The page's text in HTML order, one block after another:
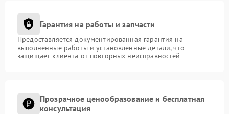
Гарантия на работы и запчасти
Предоставляется документированная гарантия на
выполненные работы и установленные детали, что
защищает клиента от повторных неисправностей
Прозрачное ценообразование и бесплатная
консультация